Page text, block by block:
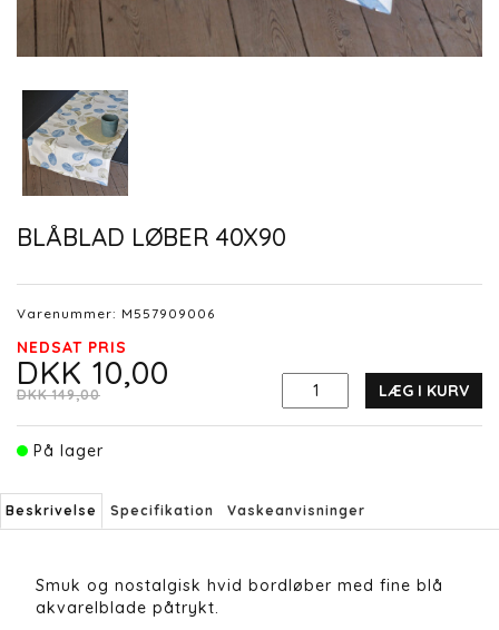
BLÅBLAD LØBER 40X90
Varenummer: M557909006
NEDSAT PRIS
DKK 10,00
DKK 149,00 LÆG I KURV
På lager
Beskrivelse Specifikation Vaskeanvisninger
Smuk og nostalgisk hvid bordløber med fine blå
akvarelblade påtrykt.